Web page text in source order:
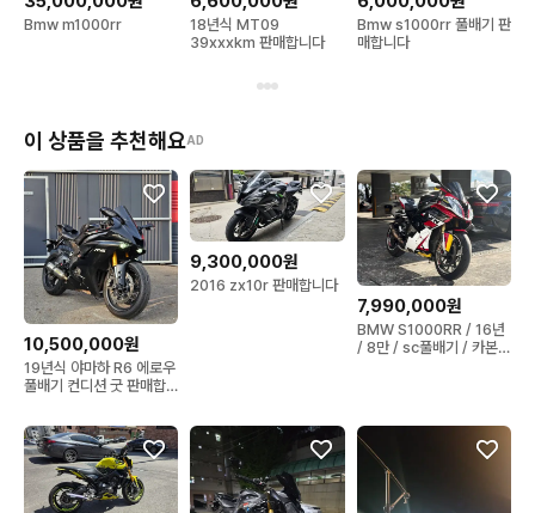
Bmw m1000rr
18년식 MT09
39xxxkm 판매합니다
Bmw s1000rr 풀배기 판
매합니다
이 상품을 추천해요AD
10,500,000원
19년식 야마하 R6 에로우
풀배기 컨디션 굿 판매합
9,300,000원
2016 zx10r 판매합니다
7,990,000원
BMW S1000RR / 16년
/ 8만 / sc풀배기 / 카본튜